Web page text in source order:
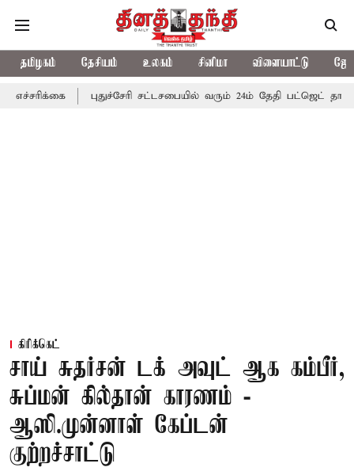
தமிழகம் தேசியம் உலகம் சினிமா விளையாட்டு
புதுச்சேரி சட்டசபையில் வரும் 24ம் தேதி பட்ஜெட் தாக்கல்
கிரிக்கெட்
சாய் சுதர்சன் டக் அவுட் ஆக கம்பீர்,
சுப்மன் கில்தான் காரணம் -
ஆஸி.முன்னாள் கேப்டன்
குற்றச்சாட்டு